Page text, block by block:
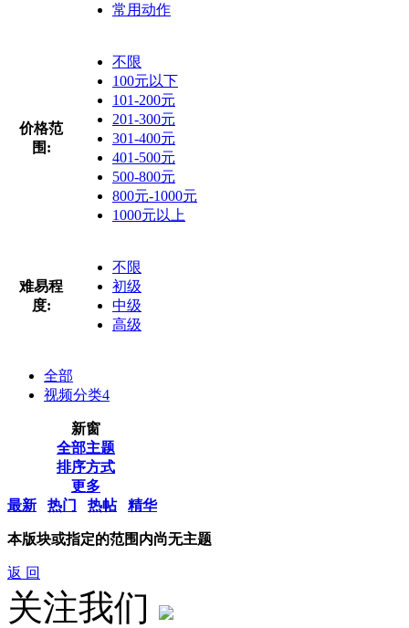
常用动作
价格范
围:
不限
100元以下
101-200元
201-300元
301-400元
401-500元
500-800元
800元-1000元
1000元以上
难易程
度:
不限
初级
中级
高级
全部
视频分类4
新窗
全部主题
排序方式
更多
最新
热门 热帖 精华
本版块或指定的范围内尚无主题
返 回
关注我们